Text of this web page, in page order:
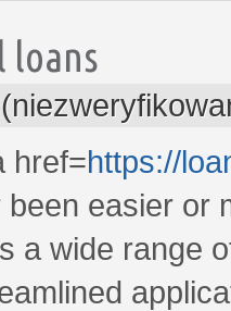
loans
href=https://
easier or
a wide range